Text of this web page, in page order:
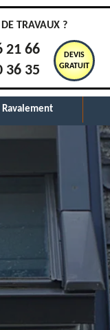
TRAVAUX ?
21 66
36 35
DEVIS
GRATUIT